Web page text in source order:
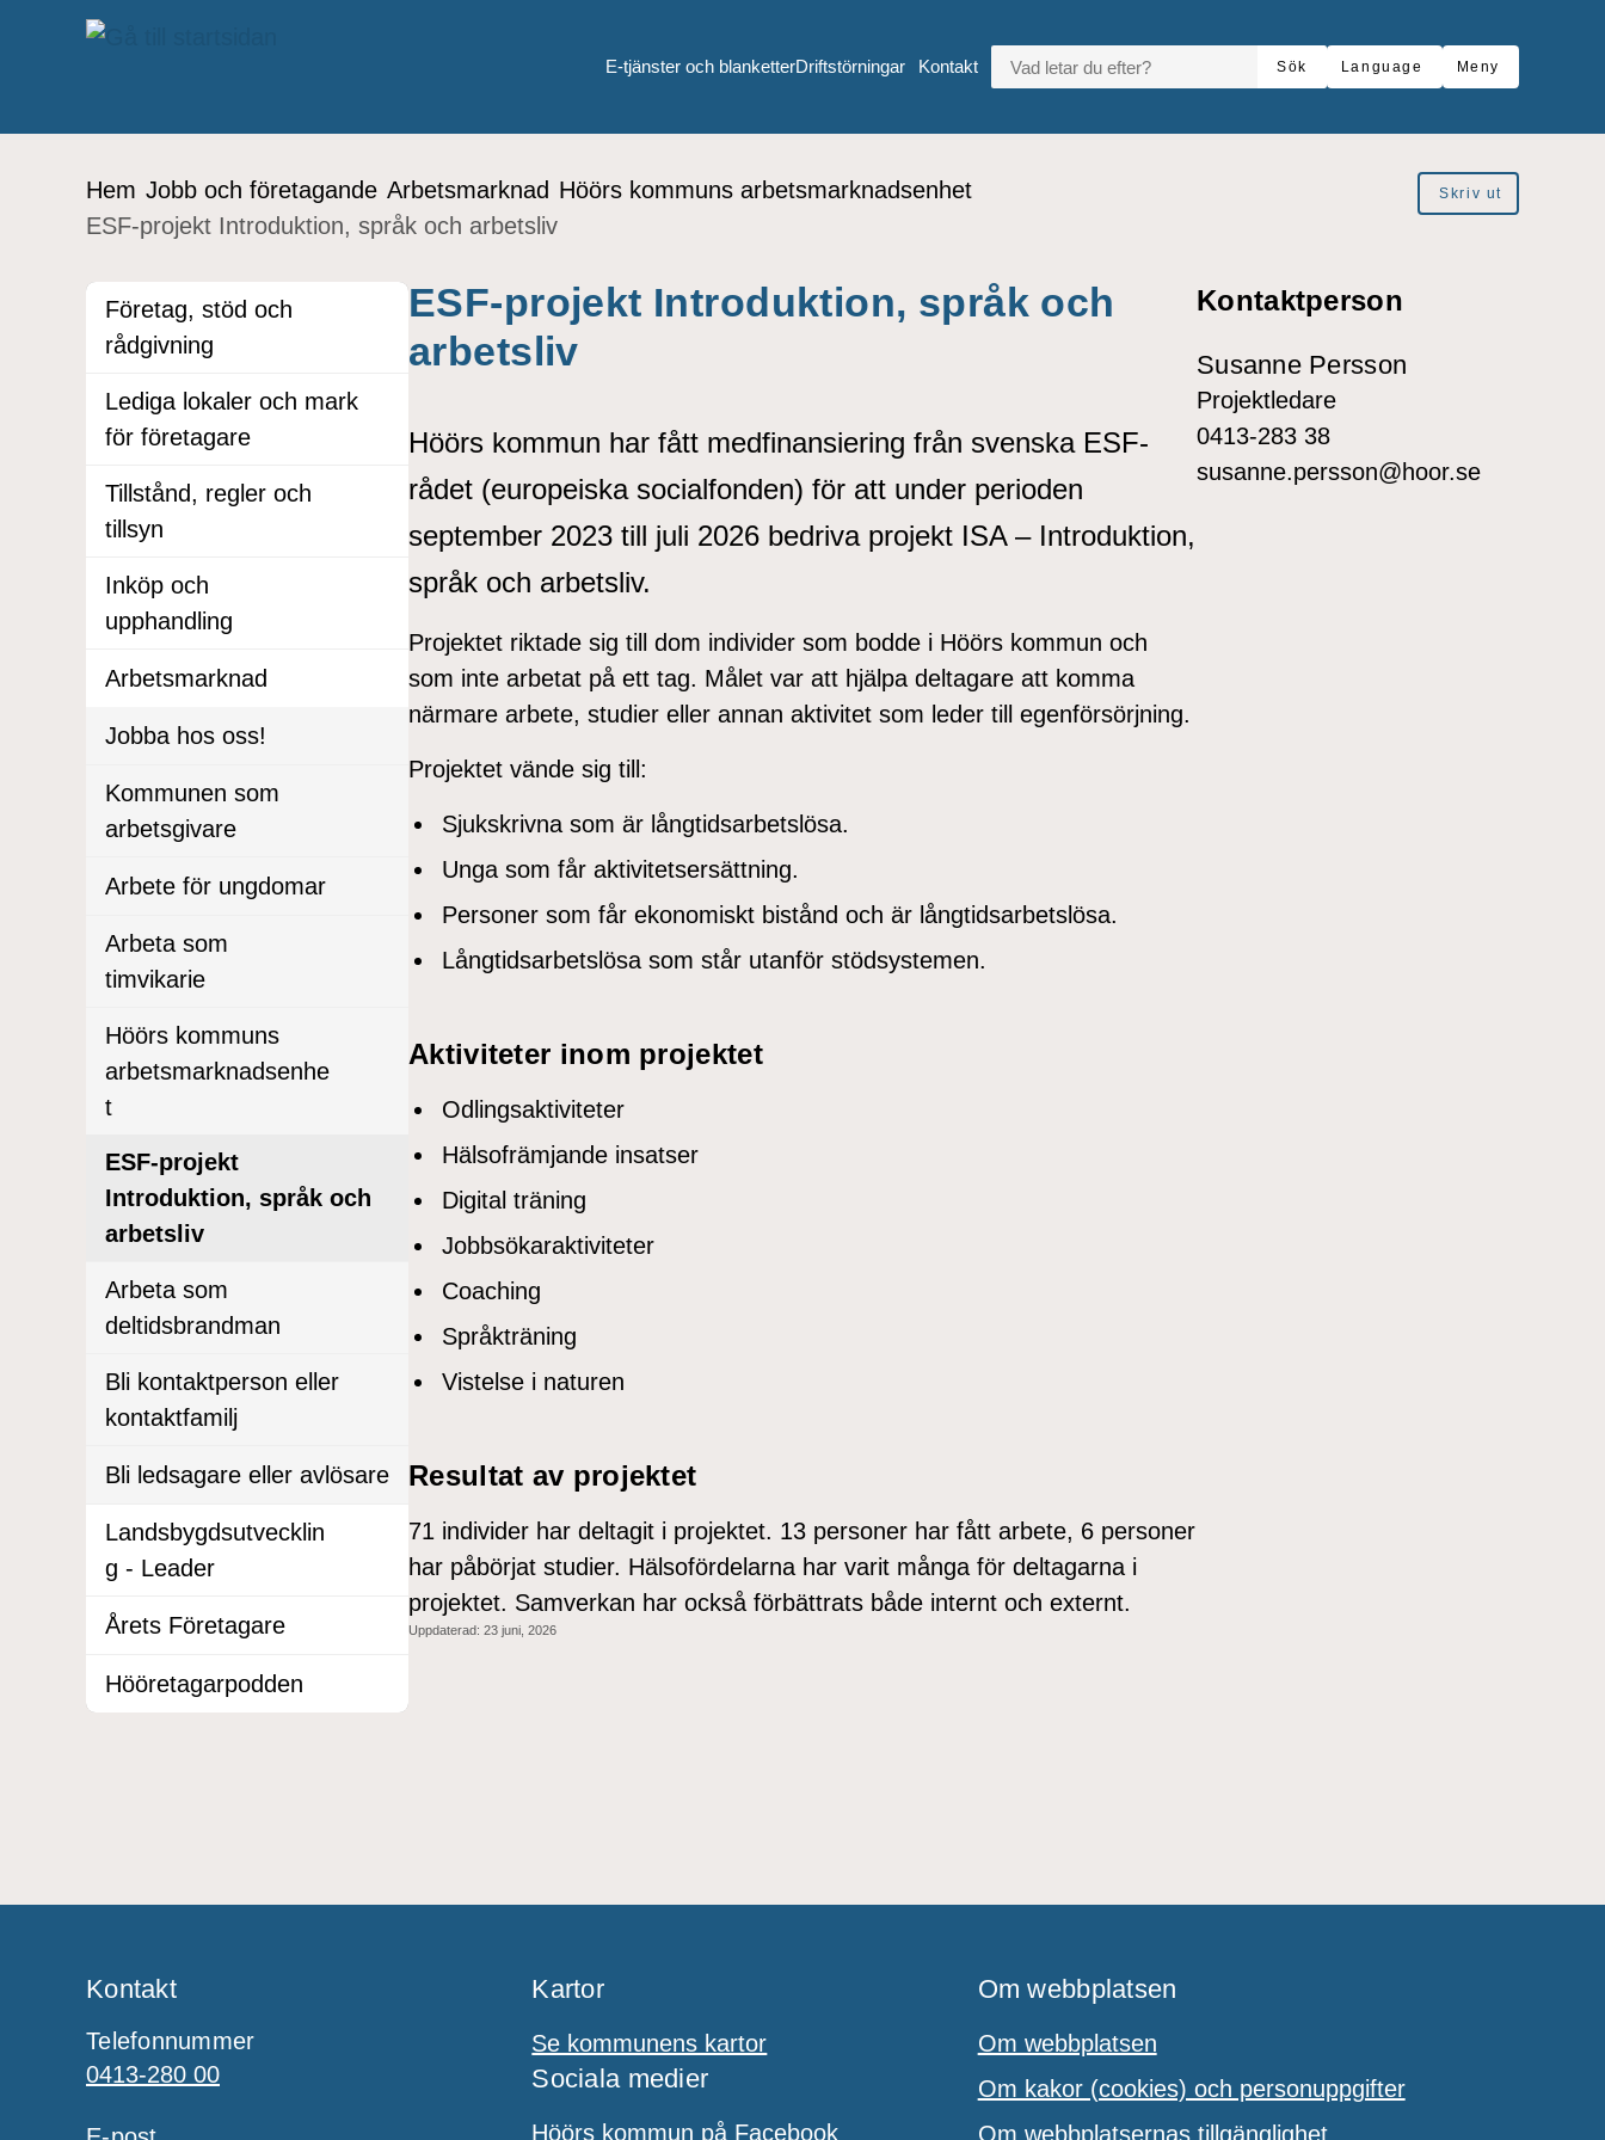
Gå till innehåll
till sidomeny
E-tjänster och blanketterDriftstörningar Kontakt
VAD LETAR DU EFTER?
Sök
Language Meny
Du är här:
Hem Jobb och företagande Arbetsmarknad Höörs kommuns arbetsmarknadsenhet
ESF-projekt Introduktion, språk och arbetsliv
Skriv ut
Företag, stöd och
rådgivning
Lediga lokaler och mark
för företagare
Tillstånd, regler och
tillsyn
Inköp och
upphandling
Arbetsmarknad
Jobba hos oss!
Kommunen som
arbetsgivare
Arbete för ungdomar
Arbeta som
timvikarie
Höörs kommuns
arbetsmarknadsenhe
t
ESF-projekt
Introduktion, språk och
arbetsliv
Arbeta som
deltidsbrandman
Bli kontaktperson eller
kontaktfamilj
Bli ledsagare eller avlösare
Landsbygdsutvecklin
g - Leader
Årets Företagare
Hööretagarpodden
ESF-projekt Introduktion, språk och
arbetsliv
Höörs kommun har fått medfinansiering från svenska ESF-
rådet (europeiska socialfonden) för att under perioden
september 2023 till juli 2026 bedriva projekt ISA – Introduktion,
språk och arbetsliv.
Projektet riktade sig till dom individer som bodde i Höörs kommun och
som inte arbetat på ett tag. Målet var att hjälpa deltagare att komma
närmare arbete, studier eller annan aktivitet som leder till egenförsörjning.
Projektet vände sig till:
Sjukskrivna som är långtidsarbetslösa.
Unga som får aktivitetsersättning.
Personer som får ekonomiskt bistånd och är långtidsarbetslösa.
Långtidsarbetslösa som står utanför stödsystemen.
Aktiviteter inom projektet
Odlingsaktiviteter
Hälsofrämjande insatser
Digital träning
Jobbsökaraktiviteter
Coaching
Språkträning
Vistelse i naturen
Resultat av projektet
71 individer har deltagit i projektet. 13 personer har fått arbete, 6 personer
har påbörjat studier. Hälsofördelarna har varit många för deltagarna i
projektet. Samverkan har också förbättrats både internt och externt.
Uppdaterad: 23 juni, 2026
Kontaktperson
Susanne Persson
Projektledare
0413-283 38
susanne.persson@hoor.se
Kontakt
Telefonnummer
0413-280 00
Kartor
Se kommunens kartor
Sociala medier
Höörs kommun på Facebook
Om webbplatsen
Om webbplatsen
Om kakor (cookies) och personuppgifter
Om webbplatsernas tillgänglighet